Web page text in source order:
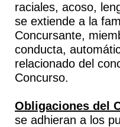
raciales, acoso,
se extiende a la
Concursante,
conducta,
relacionado del
Concurso.
Obligaciones del
se adhieran a los